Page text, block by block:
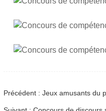
Précédent : Jeux amusants du